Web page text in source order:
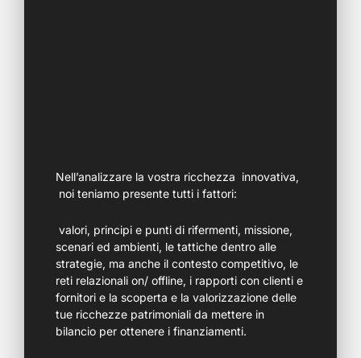
Nell’analizzare la vostra ricchezza innovativa,
noi teniamo presente tutti i fattori:
valori, principi e punti di rifermenti, missione,
scenari ed ambienti, le tattiche dentro alle
strategie, ma anche il contesto competitivo, le
reti relazionali on/ offline, i rapporti con clienti e
fornitori e la scoperta e la valorizzazione delle
tue ricchezze patrimoniali da mettere in
bilancio per ottenere i finanziamenti.